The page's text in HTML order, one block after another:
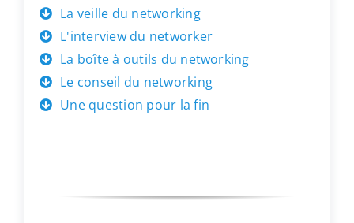
La veille du networking
L'interview du networker
La boîte à outils du networking
Le conseil du networking
Une question pour la fin